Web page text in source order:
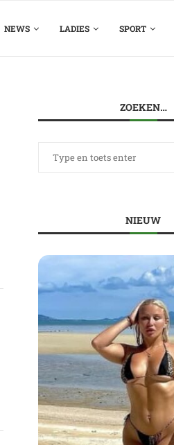
NEWS LADIES SPORT
ZOEKEN…
NIEUW